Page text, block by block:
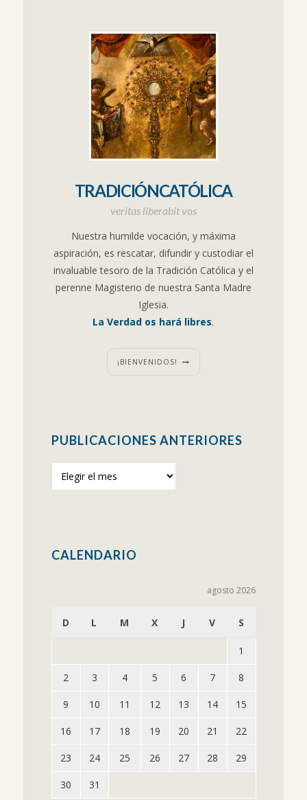
TRADICIÓNCATÓLICA
veritas liberabit vos
Nuestra humilde vocación, y máxima
aspiración, es rescatar, difundir y custodiar el
invaluable tesoro de la Tradición Católica y el
perenne Magisterio de nuestra Santa Madre
Iglesia.
La Verdad os hará libres.
¡BIENVENIDOS!
PUBLICACIONES ANTERIORES
anteriores
CALENDARIO
agosto 2026
D L M X J V S
1
2 3 4 5 6 7 8
9 10 11 12 13 14 15
16 17 18 19 20 21 22
23 24 25 26 27 28 29
30 31